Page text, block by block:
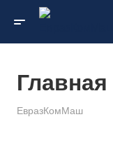
Главная
ЕвразКомМаш